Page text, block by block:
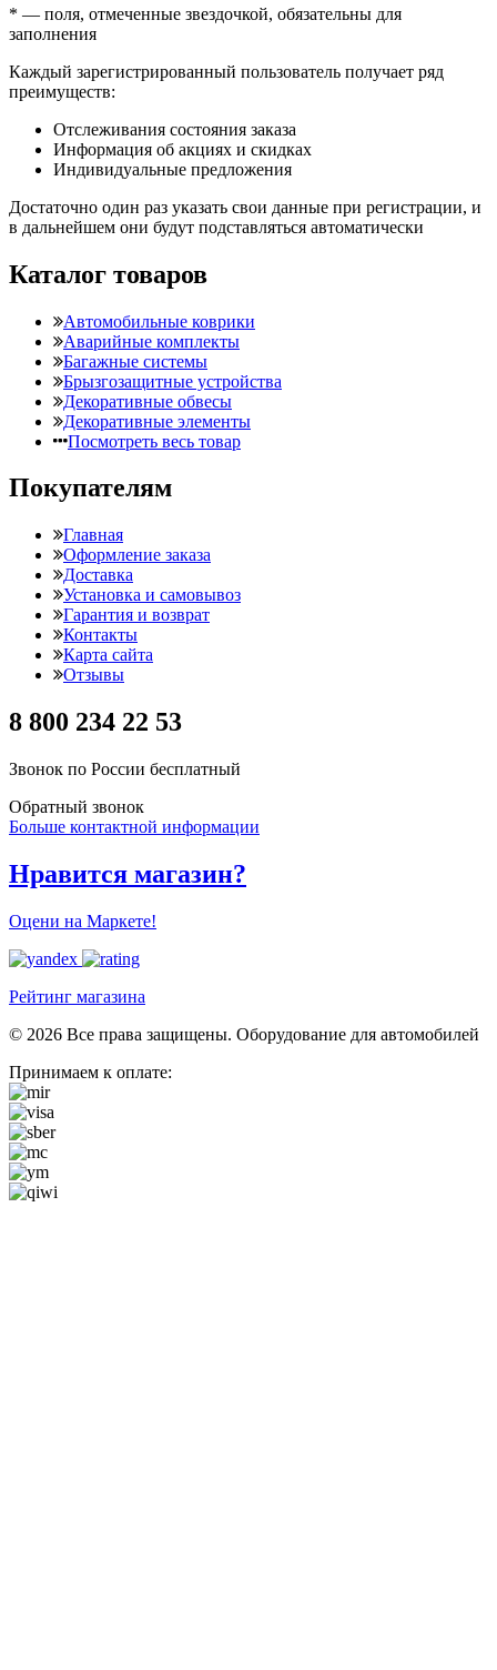
* — поля, отмеченные звездочкой, обязательны для
заполнения
Каждый зарегистрированный пользователь получает ряд
преимуществ:
Отслеживания состояния заказа
Информация об акциях и скидках
Индивидуальные предложения
Достаточно один раз указать свои данные при регистрации, и
в дальнейшем они будут подставляться автоматически
Каталог товаров
Автомобильные коврики
Аварийные комплекты
Багажные системы
Брызгозащитные устройства
Декоративные обвесы
Декоративные элементы
Посмотреть весь товар
Покупателям
Главная
Оформление заказа
Доставка
Установка и самовывоз
Гарантия и возврат
Контакты
Карта сайта
Отзывы
8 800 234 22 53
Звонок по России бесплатный
Обратный звонок
Больше контактной информации
Нравится магазин?
Оцени на Маркете!
Рейтинг магазина
© 2026 Все права защищены. Оборудование для автомобилей
Принимаем к оплате: